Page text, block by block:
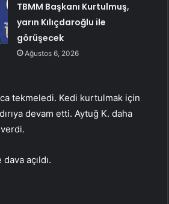
TBMM Başkanı Kurtulmuş,
yarın Kılıçdaroğlu ile
görüşecek
Ağustos 6, 2026
tekmeledi. Kedi kurtulmak için
devam etti. Aytuğ K. daha
verdi.
açıldı.